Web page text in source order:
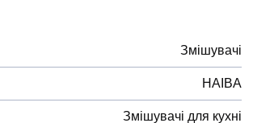
Змішувачі
HAIBA
Змішувачі для кухні